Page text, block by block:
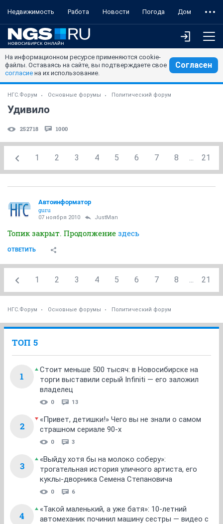
Недвижимость Работа Новости Погода Дом
На информационном ресурсе применяются cookie-
файлы. Оставаясь на сайте, вы подтверждаете свое
согласие на их использование.
Согласен
НГС.Форум Основные форумы Политический форум
Удивило
252718 1000
1 2 3 4 5 6 7 8 ... 21
Автоинформатор
guru
07 ноября 2010 JustMan
Топик закрыт. Продолжение здесь
ОТВЕТИТЬ
1 2 3 4 5 6 7 8 ... 21
НГС.Форум Основные форумы Политический форум
ТОП 5
1
Стоит меньше 500 тысяч: в Новосибирске на
торги выставили серый Infiniti — его заложил
владелец
0 13
2
«Привет, детишки!» Чего вы не знали о самом
страшном сериале 90-х
0 3
3
«Выйду хотя бы на молоко соберу»:
трогательная история уличного артиста, его
куклы-дворника Семена Степановича
0 6
4
«Такой маленький, а уже батя»: 10-летний
автомеханик починил машину сестры — видео с